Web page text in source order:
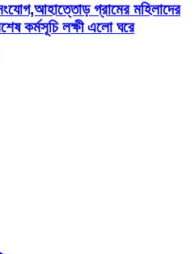
গ্রামের মহিলাদের
কর্মসূচি লক্ষী এলো ঘরে